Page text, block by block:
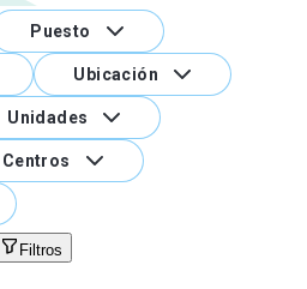
Puesto
Ubicación
Unidades
Centros
Filtros